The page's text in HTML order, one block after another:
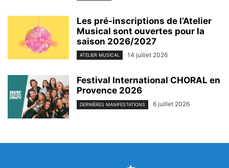
Les pré-inscriptions de l’Atelier
Musical sont ouvertes pour la
saison 2026/2027
ATELIER MUSICAL 14 juillet 2026
Festival International CHORAL en
Provence 2026
DERNIÈRES MANIFESTATIONS 6 juillet 2026